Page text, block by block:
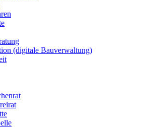
(digitale Bauverwaltung)